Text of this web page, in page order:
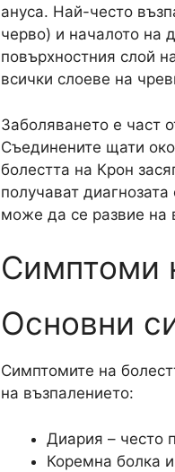
ануса. Най-често
черво) и началото на
повърхностния слой
всички слоеве на
Заболяването е част
Съединените щати
болестта на Крон
получават
може да се развие на
Симптоми
Основни
Симптомите на
на възпалението:​
Диария – често
Коремна болка